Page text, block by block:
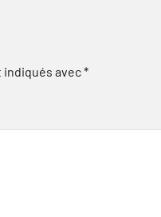
indiqués avec*